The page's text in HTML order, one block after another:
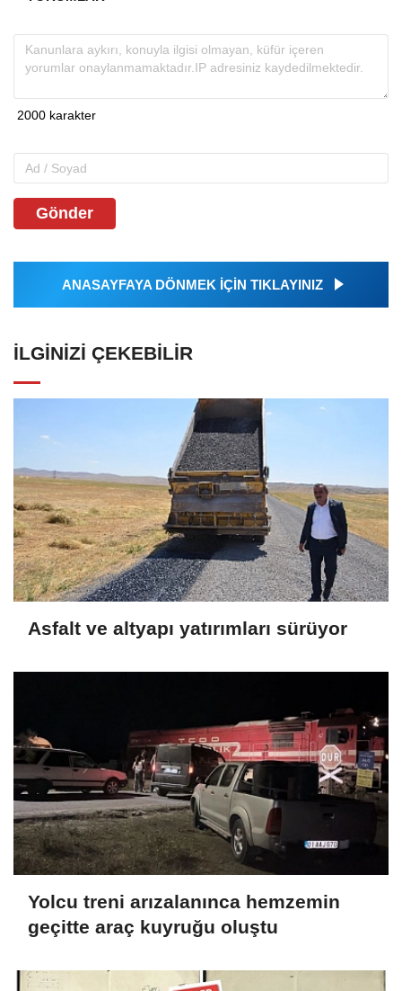
Gönder
ANASAYFAYA DÖNMEK İÇİN TIKLAYINIZ
İLGINIZI ÇEKEBILIR
Asfalt ve altyapı yatırımları sürüyor
Yolcu treni arızalanınca hemzemin
geçitte araç kuyruğu oluştu